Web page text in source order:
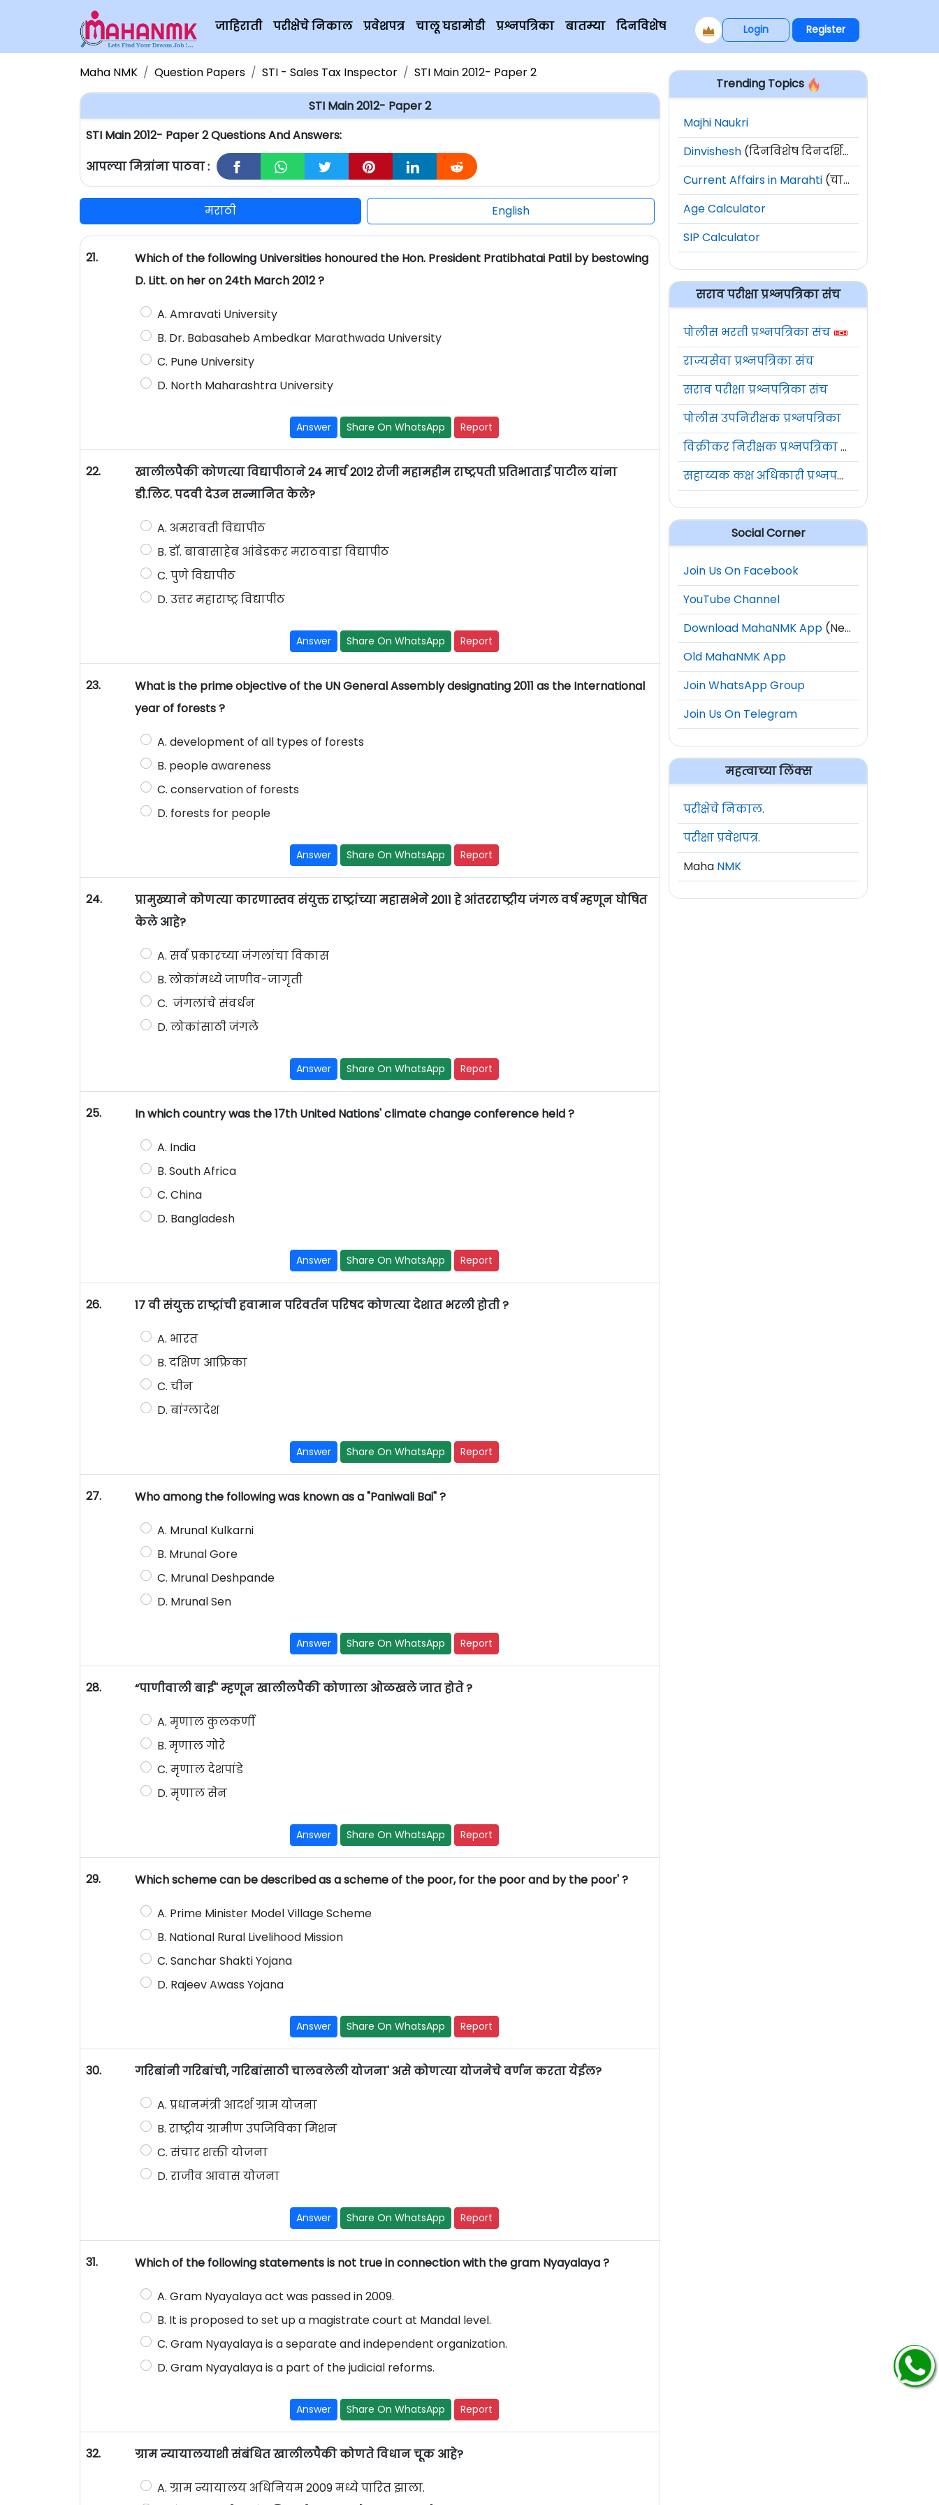
जाहिराती परीक्षेचे निकाल प्रवेशपत्र चालू घडामोडी प्रश्नपत्रिका बातम्या दिनविशेष Login Register
Maha NMK Question Papers STI - Sales Tax Inspector STI Main 2012- Paper 2
STI Main 2012- Paper 2
STI Main 2012- Paper 2 Questions And Answers:
आपल्या मित्रांना पाठवा :
मराठी English
21.
Which of the following Universities honoured the Hon. President Pratibhatai Patil by bestowing
D. Litt. on her on 24th March 2012 ?
A. Amravati University
B. Dr. Babasaheb Ambedkar Marathwada University
C. Pune University
D. North Maharashtra University
Answer Share On WhatsApp Report
22.
खालीलपैकी कोणत्या विद्यापीठाने 24 मार्च 2012 रोजी महामहीम राष्ट्रपती प्रतिभाताई पाटील यांना
डी.लिट. पदवी देउन सन्मानित केले?
A. अमरावती विद्यापीठ
B. डॉ. बाबासाहेब आंबेडकर मराठवाडा विद्यापीठ
C. पुणे विद्यापीठ
D. उत्तर महाराष्ट्र विद्यापीठ
Answer Share On WhatsApp Report
23.
What is the prime objective of the UN General Assembly designating 2011 as the International
year of forests ?
A. development of all types of forests
B. people awareness
C. conservation of forests
D. forests for people
Answer Share On WhatsApp Report
24.
प्रामुख्याने कोणत्या कारणास्तव संयुक्त राष्ट्रांच्या महासभेने 2011 हे आंतरराष्ट्रीय जंगल वर्ष म्हणून घोषित
केले आहे?
A. सर्व प्रकारच्या जंगलांचा विकास
B. लोकांमध्ये जाणीव-जागृती
C. जंगलांचे संवर्धन
D. लोकांसाठी जंगले
Answer Share On WhatsApp Report
25. In which country was the 17th United Nations' climate change conference held ?
A. India
B. South Africa
C. China
D. Bangladesh
Answer Share On WhatsApp Report
26. 17 वी संयुक्त राष्ट्रांची हवामान परिवर्तन परिषद कोणत्या देशात भरली होती ?
A. भारत
B. दक्षिण आफ्रिका
C. चीन
D. बांग्लादेश
Answer Share On WhatsApp Report
27. Who among the following was known as a "Paniwali Bai" ?
A. Mrunal Kulkarni
B. Mrunal Gore
C. Mrunal Deshpande
D. Mrunal Sen
Answer Share On WhatsApp Report
28. “पाणीवाली बाई'' म्हणून खालीलपैकी कोणाला ओळखले जात होते ?
A. मृणाल कुलकर्णी
B. मृणाल गोरे
C. मृणाल देशपांडे
D. मृणाल सेन
Answer Share On WhatsApp Report
29. Which scheme can be described as a scheme of the poor, for the poor and by the poor' ?
A. Prime Minister Model Village Scheme
B. National Rural Livelihood Mission
C. Sanchar Shakti Yojana
D. Rajeev Awass Yojana
Answer Share On WhatsApp Report
30. गरिबांनी गरिबांची, गरिबांसाठी चालवलेली योजना' असे कोणत्या योजनेचे वर्णन करता येईल?
A. प्रधानमंत्री आदर्श ग्राम योजना
B. राष्ट्रीय ग्रामीण उपजिविका मिशन
C. संचार शक्ती योजना
D. राजीव आवास योजना
Answer Share On WhatsApp Report
31. Which of the following statements is not true in connection with the gram Nyayalaya ?
A. Gram Nyayalaya act was passed in 2009.
B. It is proposed to set up a magistrate court at Mandal level.
C. Gram Nyayalaya is a separate and independent organization.
D. Gram Nyayalaya is a part of the judicial reforms.
Answer Share On WhatsApp Report
32. ग्राम न्यायालयाशी संबंधित खालीलपैकी कोणते विधान चूक आहे?
A. ग्राम न्यायालय अधिनियम 2009 मध्ये पारित झाला.
Trending Topics
Majhi Naukri
Dinvishesh (दिनविशेष दिनदर्शिका)
Current Affairs in Marahti (चालू घडामोडी)
Age Calculator
SIP Calculator
सराव परीक्षा प्रश्नपत्रिका संच
पोलीस भरती प्रश्नपत्रिका संच
राज्यसेवा प्रश्नपत्रिका संच
सराव परीक्षा प्रश्नपत्रिका संच
पोलीस उपनिरीक्षक प्रश्नपत्रिका
विक्रीकर निरीक्षक प्रश्नपत्रिका संच
सहाय्यक कक्ष अधिकारी प्रश्नपत्रिका संच
Social Corner
Join Us On Facebook
YouTube Channel
Download MahaNMK App (New)
Old MahaNMK App
Join WhatsApp Group
Join Us On Telegram
महत्वाच्या लिंक्स
परीक्षेचे निकाल.
परीक्षा प्रवेशपत्र.
Maha NMK